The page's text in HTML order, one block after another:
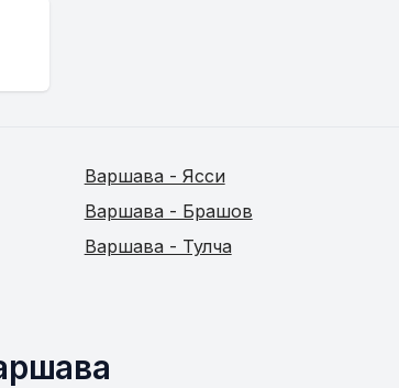
Варшава - Ясси
Варшава - Брашов
Варшава - Тулча